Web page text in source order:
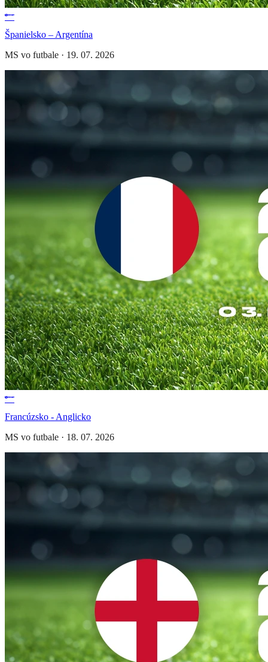
Španielsko – Argentína
MS vo futbale · 19. 07. 2026
Francúzsko - Anglicko
MS vo futbale · 18. 07. 2026